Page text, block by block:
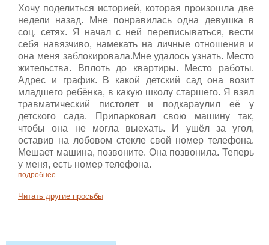
Хочу поделиться историей, которая произошла две
недели назад. Мне понравилась одна девушка в
соц. сетях. Я начал с ней переписываться, вести
себя навязчиво, намекать на личные отношения и
она меня заблокировала.Мне удалось узнать. Место
жительства. Вплоть до квартиры. Место работы.
Адрес и график. В какой детский сад она возит
младшего ребёнка, в какую школу старшего. Я взял
травматический пистолет и подкараулил её у
детского сада. Припарковал свою машину так,
чтобы она не могла выехать. И ушёл за угол,
оставив на лобовом стекле свой номер телефона.
Мешает машина, позвоните. Она позвонила. Теперь
у меня, есть номер телефона.
подробнее...
Читать другие просьбы